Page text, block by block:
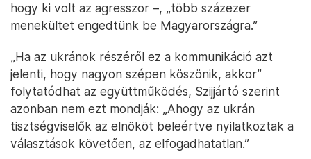
hogy ki volt az agresszor –, „több százezer
menekültet engedtünk be Magyarországra.”
„Ha az ukránok részéről ez a kommunikáció azt
jelenti, hogy nagyon szépen köszönik, akkor”
folytatódhat az együttműködés, Szijjártó szerint
azonban nem ezt mondják: „Ahogy az ukrán
tisztségviselők az elnököt beleértve nyilatkoztak a
választások követően, az elfogadhatatlan.”